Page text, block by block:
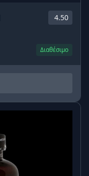
4.50
Διαθέσιμο